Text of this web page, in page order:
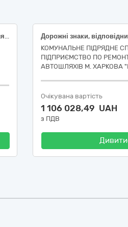
Придбання дорожніх знаків та елементів для безпеки дорожнього руху (ДК 021:2015- 34990000-3-Регулювальне, запобіжне, сигнальне та освітлювальне обладнання)
КОМУНАЛЬНЕ ПІДРЯДНЕ
ПІДПРИЄМСТВО ПО
АВТОШЛЯХІВ М. ХАРКОВА
Очікувана вартість
1 106 028,49 UAH
з ПДВ